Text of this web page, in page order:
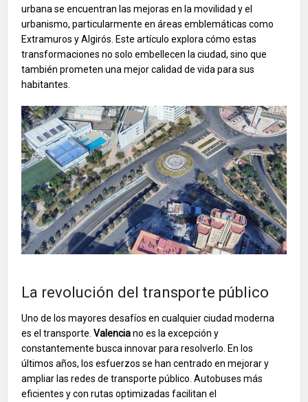
urbana se encuentran las mejoras en la movilidad y el
urbanismo, particularmente en áreas emblemáticas como
Extramuros y Algirós. Este artículo explora cómo estas
transformaciones no solo embellecen la ciudad, sino que
también prometen una mejor calidad de vida para sus
habitantes.
La revolución del transporte público
Uno de los mayores desafíos en cualquier ciudad moderna
es el transporte.Valenciano es la excepción y
constantemente busca innovar para resolverlo. En los
últimos años, los esfuerzos se han centrado en mejorar y
ampliar las redes de transporte público. Autobuses más
eficientes y con rutas optimizadas facilitan el